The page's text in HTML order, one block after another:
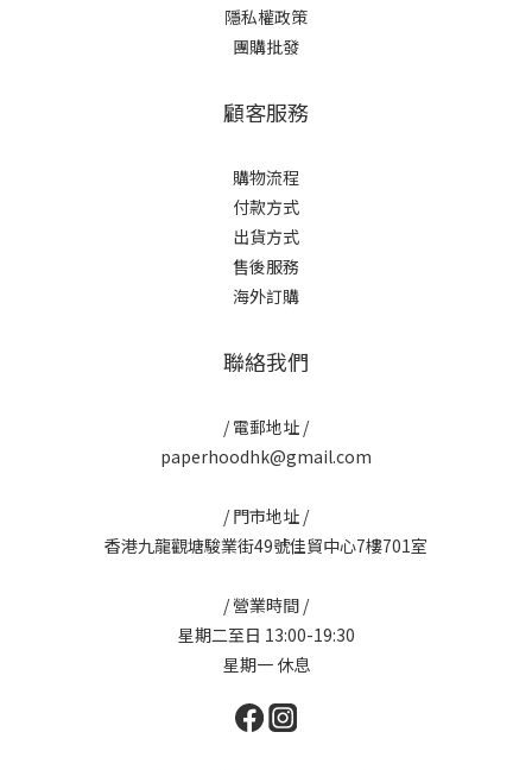
隱私權政策
團購批發
顧客服務
購物流程
付款方式
出貨方式
售後服務
海外訂購
聯絡我們
/ 電郵地址 /
paperhoodhk@gmail.com
/ 門市地址 /
香港九龍觀塘駿業街49號佳貿中心7樓701室
/ 營業時間 /
星期二至日 13:00-19:30
星期一 休息